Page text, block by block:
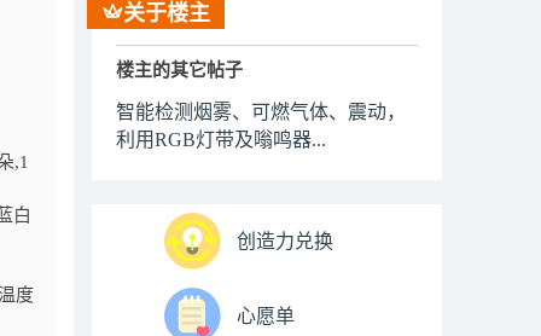
,1
白
度
关于楼主
楼主的其它帖子
智能检测烟雾、可燃气体、震动，
利用RGB灯带及嗡鸣器...
创造力兑换
心愿单